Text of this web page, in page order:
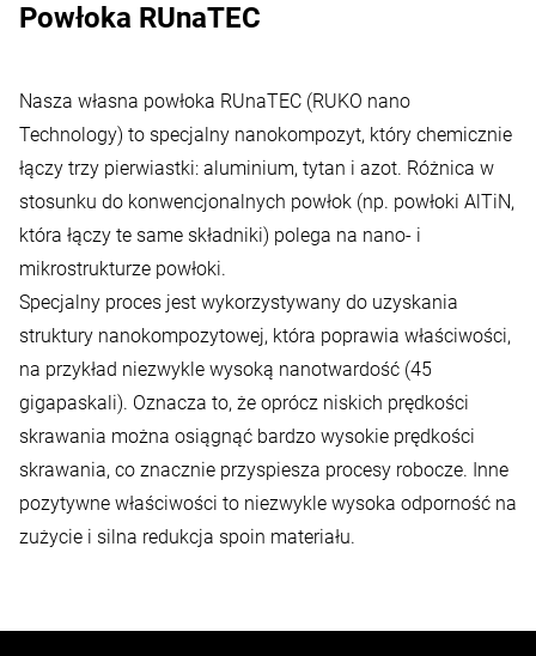
Powłoka RUnaTEC
Nasza własna powłoka RUnaTEC (RUKO nano
Technology) to specjalny nanokompozyt, który chemicznie
łączy trzy pierwiastki: aluminium, tytan i azot. Różnica w
stosunku do konwencjonalnych powłok (np. powłoki AlTiN,
która łączy te same składniki) polega na nano- i
mikrostrukturze powłoki.
Specjalny proces jest wykorzystywany do uzyskania
struktury nanokompozytowej, która poprawia właściwości,
na przykład niezwykle wysoką nanotwardość (45
gigapaskali). Oznacza to, że oprócz niskich prędkości
skrawania można osiągnąć bardzo wysokie prędkości
skrawania, co znacznie przyspiesza procesy robocze. Inne
pozytywne właściwości to niezwykle wysoka odporność na
zużycie i silna redukcja spoin materiału.